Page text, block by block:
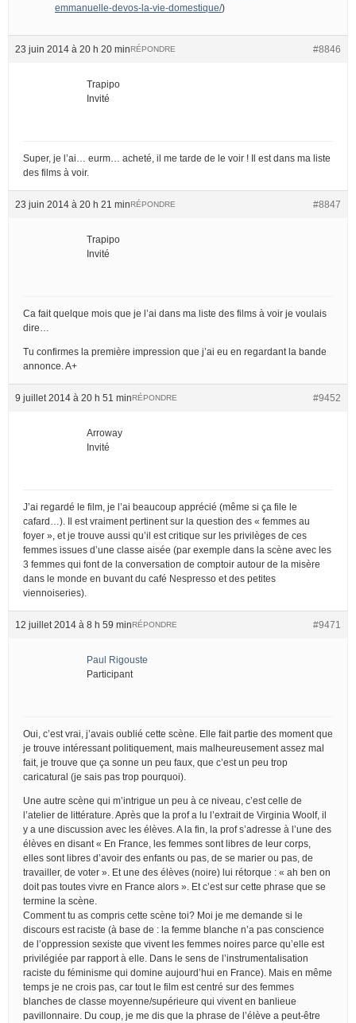
emmanuelle-devos-la-vie-domestique/)
23 juin 2014 à 20 h 20 min #8846
RÉPONDRE
Trapipo
Invité
Super, je l’ai… eurm… acheté, il me tarde de le voir ! Il est dans ma liste
des films à voir.
23 juin 2014 à 20 h 21 min #8847
RÉPONDRE
Trapipo
Invité
Ca fait quelque mois que je l’ai dans ma liste des films à voir je voulais
dire…
Tu confirmes la première impression que j’ai eu en regardant la bande
annonce. A+
9 juillet 2014 à 20 h 51 min #9452
RÉPONDRE
Arroway
Invité
J’ai regardé le film, je l’ai beaucoup apprécié (même si ça file le
cafard…). Il est vraiment pertinent sur la question des « femmes au
foyer », et je trouve aussi qu’il est critique sur les privilèges de ces
femmes issues d’une classe aisée (par exemple dans la scène avec les
3 femmes qui font de la conversation de comptoir autour de la misère
dans le monde en buvant du café Nespresso et des petites
viennoiseries).
12 juillet 2014 à 8 h 59 min #9471
RÉPONDRE
Paul Rigouste
Participant
Oui, c’est vrai, j’avais oublié cette scène. Elle fait partie des moment que
je trouve intéressant politiquement, mais malheureusement assez mal
fait, je trouve que ça sonne un peu faux, que c’est un peu trop
caricatural (je sais pas trop pourquoi).
Une autre scène qui m’intrigue un peu à ce niveau, c’est celle de
l’atelier de littérature. Après que la prof a lu l’extrait de Virginia Woolf, il
y a une discussion avec les élèves. A la fin, la prof s’adresse à l’une des
élèves en disant « En France, les femmes sont libres de leur corps,
elles sont libres d’avoir des enfants ou pas, de se marier ou pas, de
travailler, de voter ». Et une des élèves (noire) lui rétorque : « ah ben on
doit pas toutes vivre en France alors ». Et c’est sur cette phrase que se
termine la scène.
Comment tu as compris cette scène toi? Moi je me demande si le
discours est raciste (à base de : la femme blanche n’a pas conscience
de l’oppression sexiste que vivent les femmes noires parce qu’elle est
privilégiée par rapport à elle. Dans le sens de l’instrumentalisation
raciste du féminisme qui domine aujourd’hui en France). Mais en même
temps je ne crois pas, car tout le film est centré sur des femmes
blanches de classe moyenne/supérieure qui vivent en banlieue
pavillonnaire. Du coup, je me dis que la phrase de l’élève a peut-être